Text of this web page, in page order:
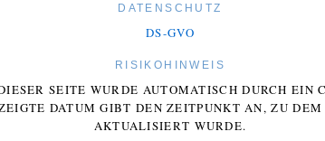
DATENSCHUTZ
DS-GVO
RISIKOHINWEIS
SEITE WURDE AUTOMATISCH DURCH EIN
DATUM GIBT DEN ZEITPUNKT AN, ZU
AKTUALISIERT WURDE.